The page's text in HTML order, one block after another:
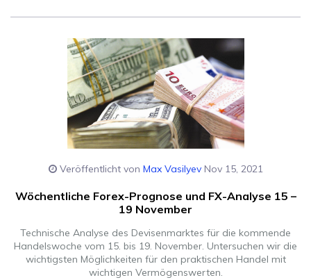
Veröffentlicht von Max VasilyevNov 15, 2021
Wöchentliche Forex-Prognose und FX-Analyse 15 –
19 November
Technische Analyse des Devisenmarktes für die kommende
Handelswoche vom 15. bis 19. November. Untersuchen wir die
wichtigsten Möglichkeiten für den praktischen Handel mit
wichtigen Vermögenswerten.